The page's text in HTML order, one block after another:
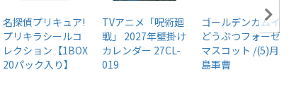
名探偵プリキュア!
プリキラシールコ
レクション【1BOX
20パック入り】
TVアニメ「呪術廻
戦」 2027年壁掛け
カレンダー 27CL-
019
ゴールデンカムイ
どうぶつフォーゼ
マスコット /(5)月
島軍曹